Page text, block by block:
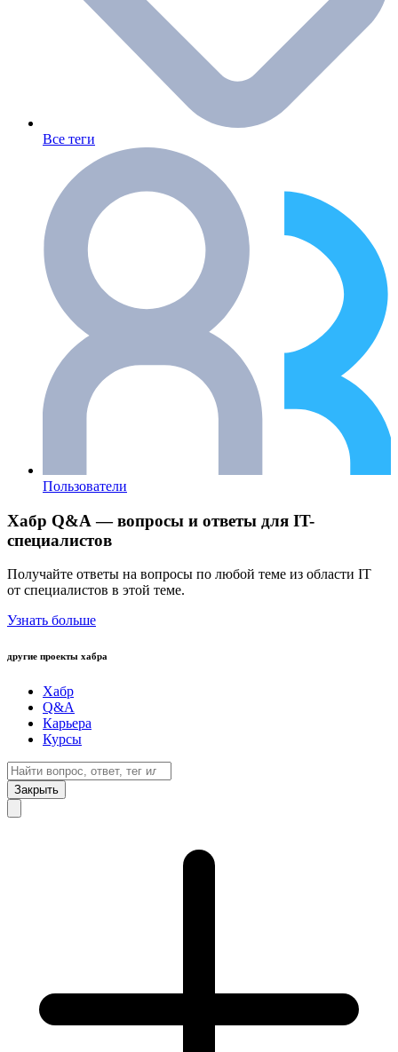
Все теги
Пользователи
Хабр Q&A — вопросы и ответы для IT-
специалистов
Получайте ответы на вопросы по любой теме из области IT
от специалистов в этой теме.
Узнать больше
другие проекты хабра
Хабр
Q&A
Карьера
Курсы
Закрыть